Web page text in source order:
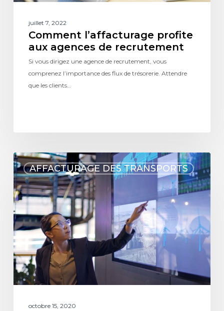
juillet 7, 2022
Comment l’affacturage profite
aux agences de recrutement
Si vous dirigez une agence de recrutement, vous
comprenez l’importance des flux de trésorerie. Attendre
que les clients…
AFFACTURAGE DES TRANSPORTS
octobre 15, 2020